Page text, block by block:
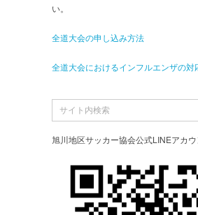
い。
全道大会の申し込み方法
全道大会におけるインフルエンザの対
旭川地区サッカー協会公式LINEアカウ